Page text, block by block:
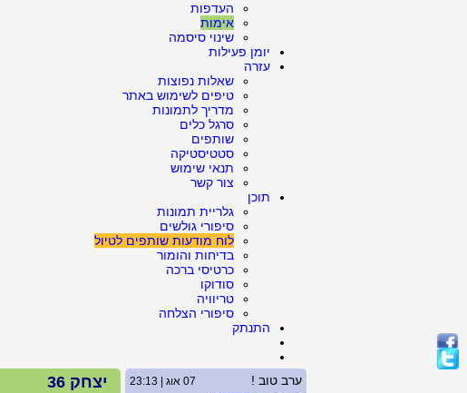
העדפות
אימות
שינוי סיסמה
יומן פעילות
עזרה
שאלות נפוצות
טיפים לשימוש באתר
מדריך לתמונות
סרגל כלים
שותפים
סטטיסטיקה
תנאי שימוש
צור קשר
תוכן
גלריית תמונות
סיפורי גולשים
לוח מודעות שותפים לטיול
בדיחות והומור
כרטיסי ברכה
סודוקו
טריוויה
סיפורי הצלחה
התנתק
ערב טוב ! 07 אוג | 23:13 יצחק 36